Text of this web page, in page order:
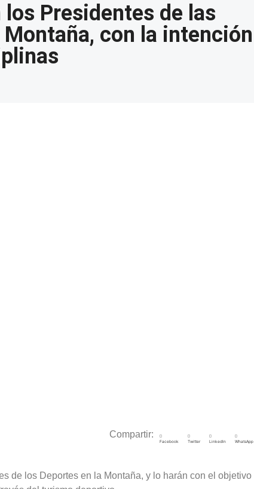
Presidentes de las
con la intención
Compartir:
Facebook Twitter LinkedIn WhatsApp
de los Deportes en la Montaña, y lo harán con el objetivo